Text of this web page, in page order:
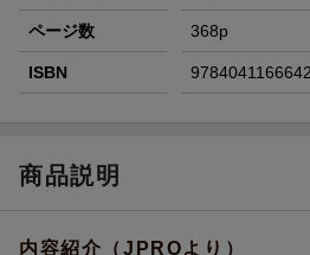
ページ数 368p
ISBN 9784041166642
商品説明
内容紹介（JPROより）